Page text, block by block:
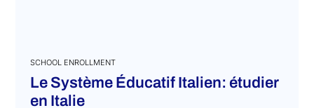
SCHOOL ENROLLMENT
Le Système Éducatif Italien: étudier
en Italie